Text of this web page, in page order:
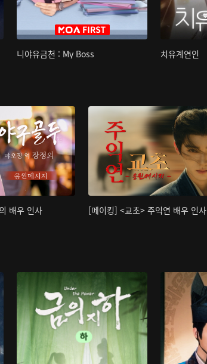
니야유금천 : My Boss 치유계연인
배우 인사 [메이킹] <교초> 주익연 배우 인사